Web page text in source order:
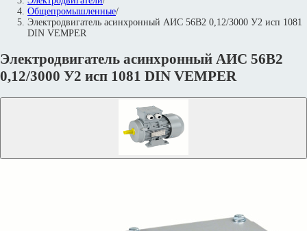
Общепромышленные/
Электродвигатель асинхронный АИС 56В2 0,12/3000 У2 исп 1081
DIN VEMPER
Электродвигатель асинхронный АИС 56В2
0,12/3000 У2 исп 1081 DIN VEMPER